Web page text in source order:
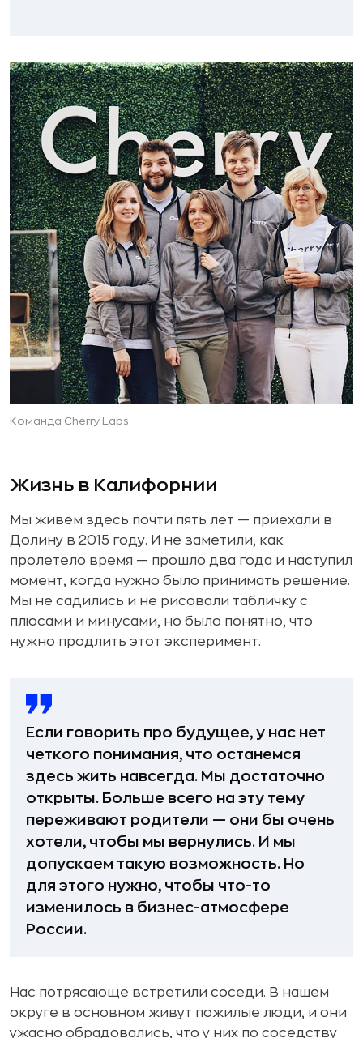
Команда Cherry Labs
Жизнь в Калифорнии
Мы живем здесь почти пять лет — приехали в
Долину в 2015 году. И не заметили, как
пролетело время — прошло два года и наступил
момент, когда нужно было принимать решение.
Мы не садились и не рисовали табличку с
плюсами и минусами, но было понятно, что
нужно продлить этот эксперимент.
Если говорить про будущее, у нас нет
четкого понимания, что останемся
здесь жить навсегда. Мы достаточно
открыты. Больше всего на эту тему
переживают родители — они бы очень
хотели, чтобы мы вернулись. И мы
допускаем такую возможность. Но
для этого нужно, чтобы что-то
изменилось в бизнес-атмосфере
России.
Нас потрясающе встретили соседи. В нашем
округе в основном живут пожилые люди, и они
ужасно обрадовались, что у них по соседству